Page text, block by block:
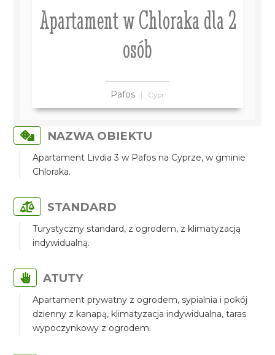
Apartament w Chloraka dla 2
osób
Pafos Cypr
NAZWA OBIEKTU
Apartament Livdia 3 w Pafos na Cyprze, w gminie
Chloraka.
STANDARD
Turystyczny standard, z ogrodem, z klimatyzacją
indywidualną.
ATUTY
Apartament prywatny z ogrodem, sypialnia i pokój
dzienny z kanapą, klimatyzacja indywidualna, taras
wypoczynkowy z ogrodem.